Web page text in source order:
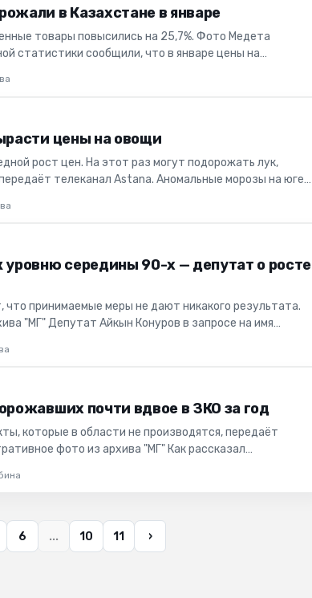
в Казахстане в январе
товары повысились на 25,7%. Фото Медета
статистики сообщили, что в январе цены на
цены на овощи
рост цен. На этот раз могут подорожать лук,
телеканал Astana. Аномальные морозы на юге
уровню середины 90-х — депутат о росте
что принимаемые меры не дают никакого результата.
"МГ" Депутат Айкын Конуров в запросе на имя
почти вдвое в ЗКО за год
которые в области не производятся, передаёт
фото из архива "МГ" Как рассказал
6 ... 10 11 ›